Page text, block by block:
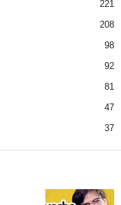
221
208
98
92
81
47
37